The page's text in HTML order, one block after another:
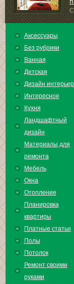
важный атрибут при
Аксессуары
Без рубрики
Ванная
Детская
Дизайн
Интересное
Кухня
Ландшафтный
дизайн
Материалы для
ремонта
Мебель
Окна
Отопление
Планировка
квартиры
Платные статьи
Полы
Потолок
Ремонт своими
руками